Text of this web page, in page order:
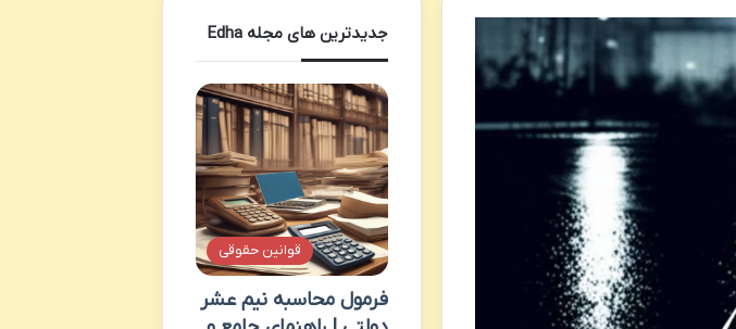
جدیدترین های مجله Edha
قوانین حقوقی
فرمول محاسبه نیم عشر